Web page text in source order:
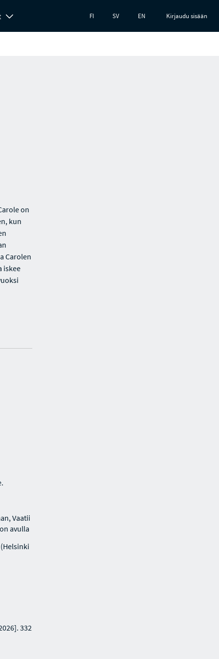
FI SV EN Kirjaudu sisään
on
kun
Carolen
iskee
Vaatii
avulla
332